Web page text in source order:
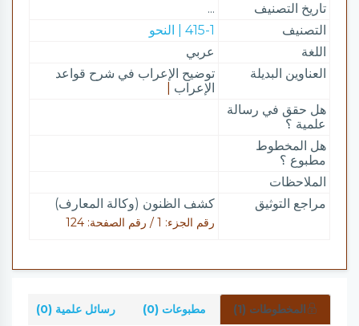
تاريخ التصنيف
...
التصنيف
415-1 | النحو
اللغة
عربي
العناوين البديلة
توضيح الإعراب في شرح قواعد
الإعراب
هل حقق في رسالة
علمية ؟
هل المخطوط
مطبوع ؟
الملاحظات
مراجع التوثيق
كشف الظنون (وكالة المعارف)
رقم الجزء: 1 / رقم الصفحة: 124
المخطوطات (1) مطبوعات (0) رسائل علمية (0)